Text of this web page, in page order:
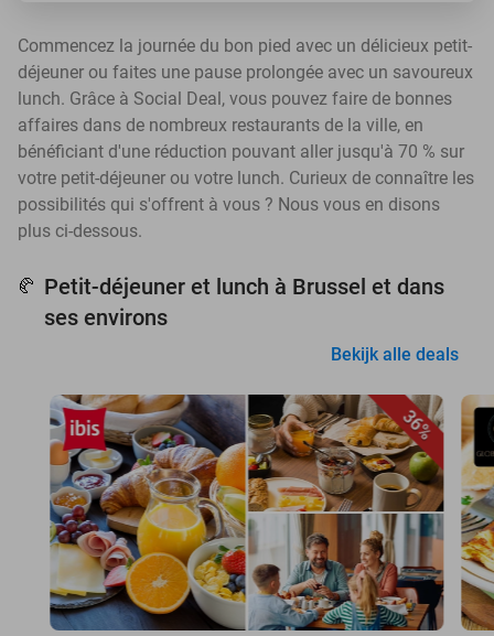
Commencez la journée du bon pied avec un délicieux petit-
déjeuner ou faites une pause prolongée avec un savoureux
lunch. Grâce à Social Deal, vous pouvez faire de bonnes
affaires dans de nombreux restaurants de la ville, en
bénéficiant d'une réduction pouvant aller jusqu'à 70 % sur
votre petit-déjeuner ou votre lunch. Curieux de connaître les
possibilités qui s'offrent à vous ? Nous vous en disons
plus ci-dessous.
🥐 Petit-déjeuner et lunch à Brussel et dans
ses environs
Bekijk alle deals
36%